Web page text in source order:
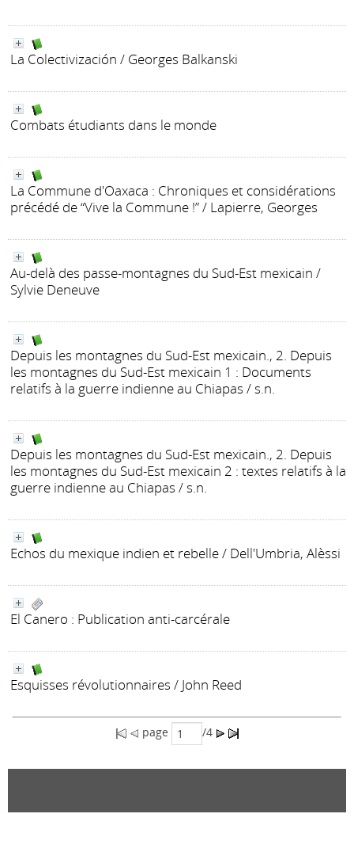
La Colectivización / Georges Balkanski
Combats étudiants dans le monde
La Commune d'Oaxaca : Chroniques et considérations
précédé de “Vive la Commune !”/ Lapierre, Georges
Au-delà des passe-montagnes du Sud-Est mexicain /
Sylvie Deneuve
Depuis les montagnes du Sud-Est mexicain., 2. Depuis
les montagnes du Sud-Est mexicain 1 : Documents
relatifs à la guerre indienne au Chiapas / s.n.
Depuis les montagnes du Sud-Est mexicain., 2. Depuis
les montagnes du Sud-Est mexicain 2 : textes relatifs à la
guerre indienne au Chiapas / s.n.
Echos du mexique indien et rebelle/ Dell'Umbria, Alèssi
El Canero : Publication anti-carcérale
Esquisses révolutionnaires / John Reed
page /4